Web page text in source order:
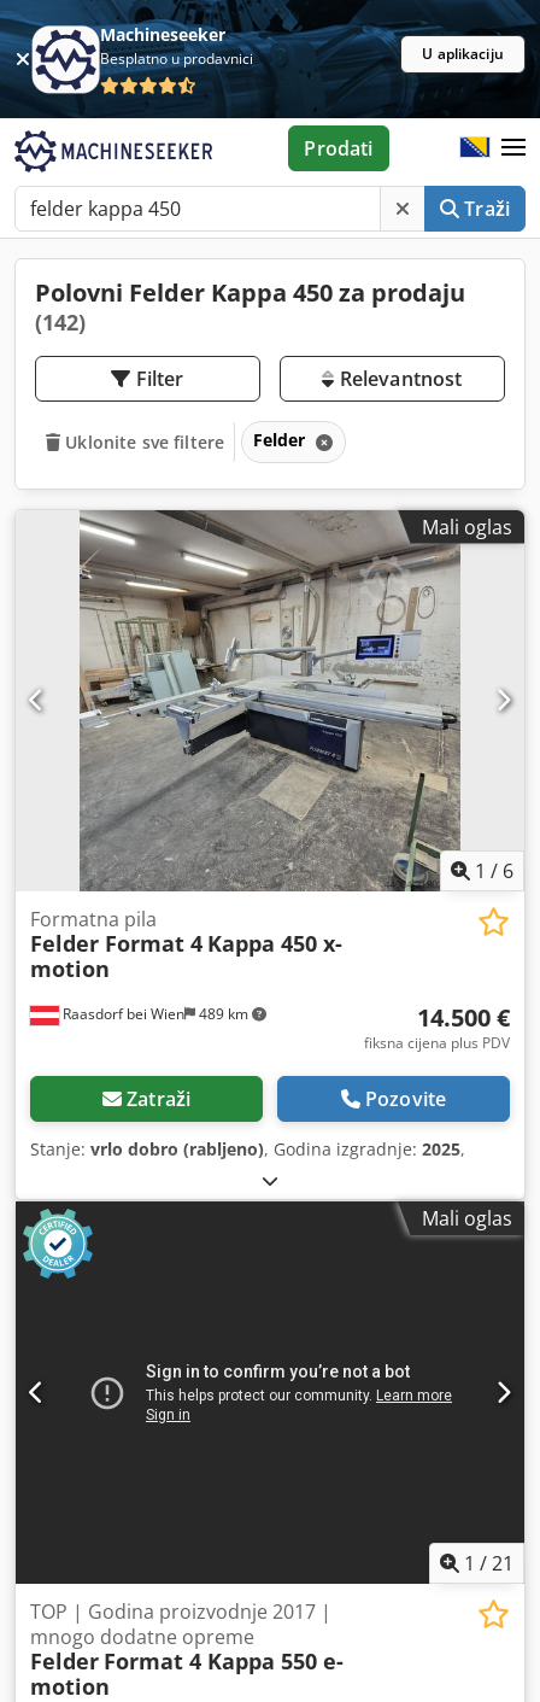
Machineseeker
Besplatno u prodavnici U aplikaciju
Traži
Prodati
Polovni Felder Kappa 450 za prodaju
(142)
Filter Relevantnost
Uklonite sve filtere Felder
Mali oglas
1 / 6
Raasdorf bei Wien 489 km
Formatna pila
Felder Format 4 Kappa 450 x-
motion
14.500 €
fiksna cijena plus PDV
Zatraži Pozovite
Stanje: vrlo dobro (rabljeno), Godina izgradnje: 2025,
Mali oglas
1 /21
TOP | Godina proizvodnje 2017 |
mnogo dodatne opreme
Felder Format 4 Kappa 550 e-
motion